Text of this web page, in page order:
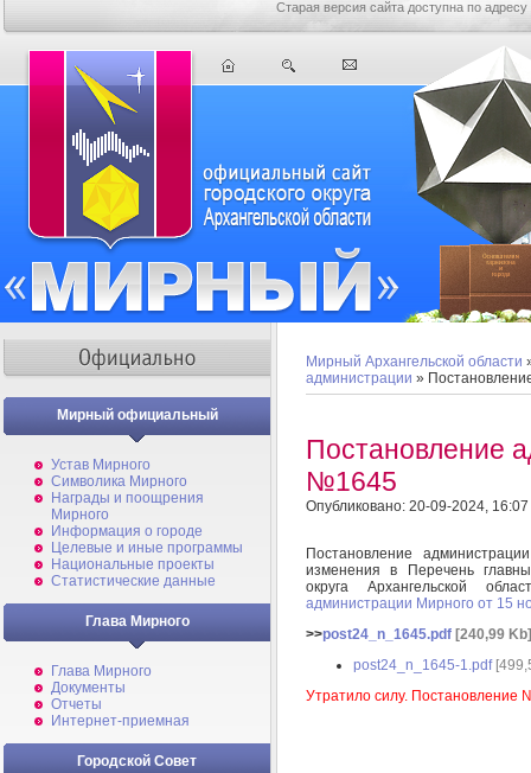
Старая версия сайта доступна по адресу
Мирный официальный
Устав Мирного
Символика Мирного
Награды и поощрения
Мирного
Информация о городе
Целевые и иные программы
Национальные проекты
Статистические данные
Глава Мирного
Глава Мирного
Документы
Отчеты
Интернет-приемная
Городской Совет
Мирный Архангельской области
администрации »
Постановление
№1645
Опубликовано: 20-09-2024, 16:07
Постановление
изменения в Перечень
округа Архангельской
администрации Мирного от 15
>>post24_n_1645.pdf [240,99 Kb]
post24_n_1645-1.pdf
Утратило силу. Постановление